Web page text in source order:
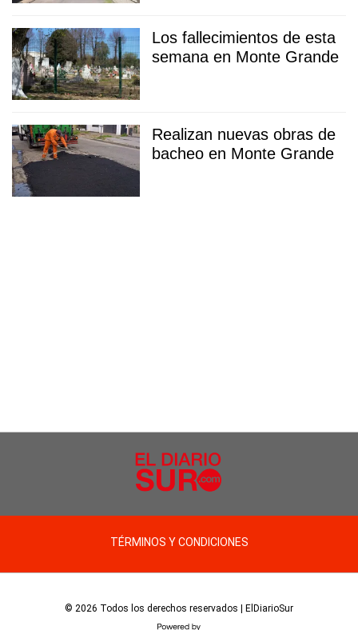
Los fallecimientos de esta
semana en Monte Grande
Realizan nuevas obras de
bacheo en Monte Grande
TÉRMINOS Y CONDICIONES
© 2026 Todos los derechos reservados | ElDiarioSur